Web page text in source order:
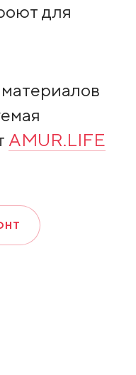
для
AMUR.LIFE